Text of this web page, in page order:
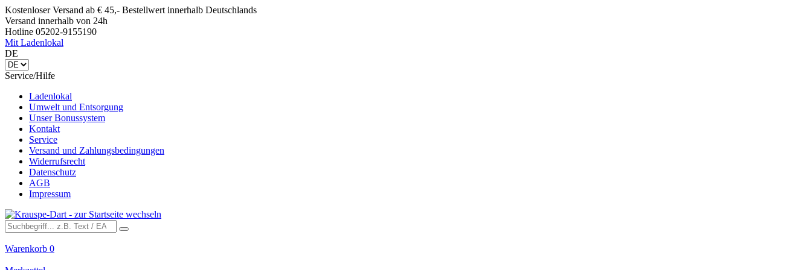
Kostenloser Versand ab € 45,- Bestellwert innerhalb Deutschlands
Versand innerhalb von 24h
Hotline 05202-9155190
Mit Ladenlokal
DE
Service/Hilfe
Ladenlokal
Umwelt und Entsorgung
Unser Bonussystem
Kontakt
Service
Versand und Zahlungsbedingungen
Widerrufsrecht
Datenschutz
AGB
Impressum
Warenkorb 0